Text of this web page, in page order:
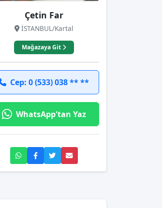
Çetin Far
İSTANBUL/Kartal
Mağazaya Git
Cep: 0 (533) 038 ** **
WhatsApp'tan Yaz